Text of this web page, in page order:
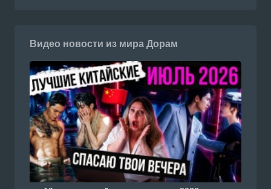
Видео новости из мира Дорам